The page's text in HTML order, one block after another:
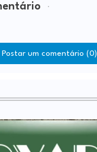
Postar um comentário (0)